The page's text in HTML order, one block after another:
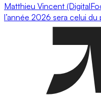
Matthieu Vincent
l’année 2026 sera celui du